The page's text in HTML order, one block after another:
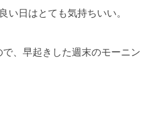
い日はとても気持ちいい。
、早起きした週末のモーニン